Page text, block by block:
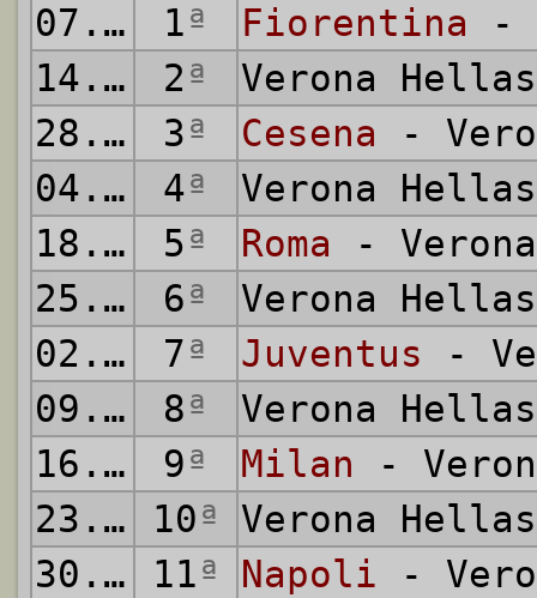
07.10.1973
1ª Fiorentina -
14.10.1973
2ª
Verona
28.10.1973
3ª Cesena -
04.11.1973
4ª
Verona
18.11.1973
5ª Roma -
25.11.1973
6ª
Verona
02.12.1973
7ª Juventus -
09.12.1973
8ª
Verona
16.12.1973
9ª Milan -
23.12.1973
10ª
Verona
30.12.1973
11ª Napoli -